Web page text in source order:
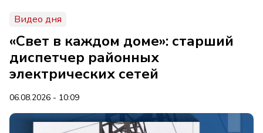
Видео дня
«Свет в каждом доме»: старший
диспетчер районных
электрических сетей
06.08.2026 - 10:09